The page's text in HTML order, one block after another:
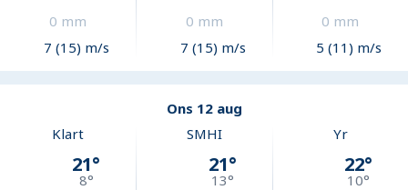
0 mm
7 (15) m/s
0 mm
7 (15) m/s
0 mm
5 (11) m/s
Ons 12 aug
Klart
21°
8°
SMHI
21°
13°
Yr
22°
10°